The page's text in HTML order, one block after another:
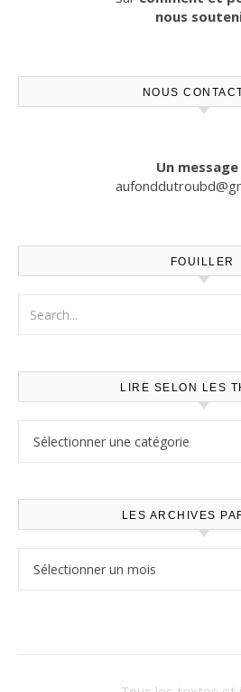
nous
NOUS
Un message
FOUILLER
LIRE SELON LES
LES ARCHIVES